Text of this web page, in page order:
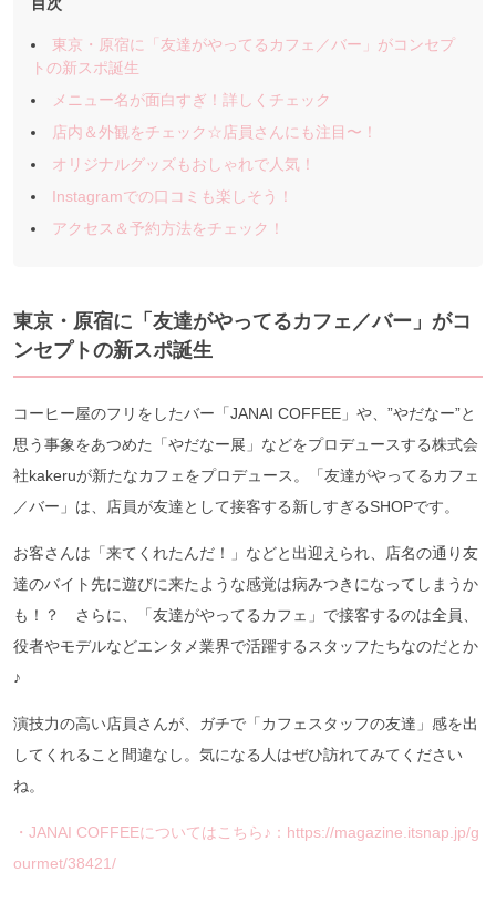
東京・原宿に「友達がやってるカフェ／バー」がコンセプ
トの新スポ誕生
メニュー名が面白すぎ！詳しくチェック
店内＆外観をチェック☆店員さんにも注目〜！
オリジナルグッズもおしゃれで人気！
Instagramでの口コミも楽しそう！
アクセス＆予約方法をチェック！
東京・原宿に「友達がやってるカフェ／バー」がコ
ンセプトの新スポ誕生
コーヒー屋のフリをしたバー「JANAI COFFEE」や、”やだなー”と
思う事象をあつめた「やだなー展」などをプロデュースする株式会
社kakeruが新たなカフェをプロデュース。「友達がやってるカフェ
／バー」は、店員が友達として接客する新しすぎるSHOPです。
お客さんは「来てくれたんだ！」などと出迎えられ、店名の通り友
達のバイト先に遊びに来たような感覚は病みつきになってしまうか
も！？ さらに、「友達がやってるカフェ」で接客するのは全員、
役者やモデルなどエンタメ業界で活躍するスタッフたちなのだとか
♪
演技力の高い店員さんが、ガチで「カフェスタッフの友達」感を出
してくれること間違なし。気になる人はぜひ訪れてみてください
ね。
・JANAI COFFEEについてはこちら♪：https://magazine.itsnap.jp/g
ourmet/38421/